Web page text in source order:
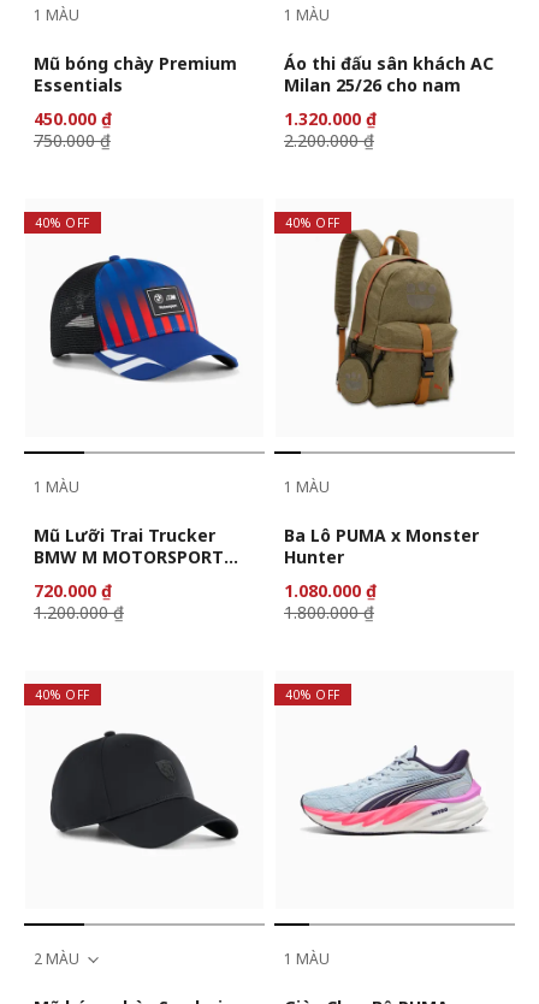
1 MÀU
Mũ bóng chày Premium
Essentials
450.000 ₫
750.000 ₫
1 MÀU
Áo thi đấu sân khách AC
Milan 25/26 cho nam
1.320.000 ₫
2.200.000 ₫
40% OFF
1 MÀU
Mũ Lưỡi Trai Trucker
BMW M MOTORSPORT
Lifestyle
720.000 ₫
1.200.000 ₫
40% OFF
1 MÀU
Ba Lô PUMA x Monster
Hunter
1.080.000 ₫
1.800.000 ₫
40% OFF
2 MÀU
40% OFF
1 MÀU